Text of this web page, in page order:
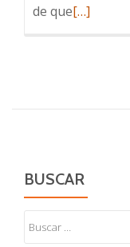
de queLeer
los
forman
un
tres!
[…]
BUSCAR